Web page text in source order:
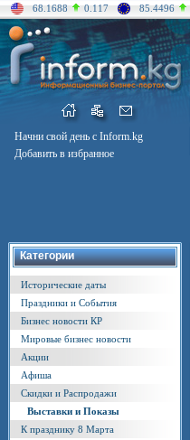
68.1688 0.117 85.4496
Начни свой день с Inform.kg
Добавить в избранное
Категории
Исторические даты
Праздники и События
Бизнес новости КР
Мировые бизнес новости
Акции
Афиша
Скидки и Распродажи
Выставки и Показы
К празднику 8 Марта